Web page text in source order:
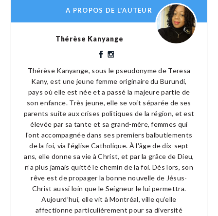
A PROPOS DE L'AUTEUR
Thérèse Kanyange
Thérèse Kanyange, sous le pseudonyme de Teresa
Kany, est une jeune femme originaire du Burundi,
pays où elle est née et a passé la majeure partie de
son enfance. Très jeune, elle se voit séparée de ses
parents suite aux crises politiques de la région, et est
élevée par sa tante et sa grand-mère, femmes qui
l'ont accompagnée dans ses premiers balbutiements
de la foi, via l’église Catholique. À l'âge de dix-sept
ans, elle donne sa vie à Christ, et par la grâce de Dieu,
n’a plus jamais quitté le chemin de la foi. Dès lors, son
rêve est de propager la bonne nouvelle de Jésus-
Christ aussi loin que le Seigneur le lui permettra.
Aujourd’hui, elle vit à Montréal, ville qu’elle
affectionne particulièrement pour sa diversité